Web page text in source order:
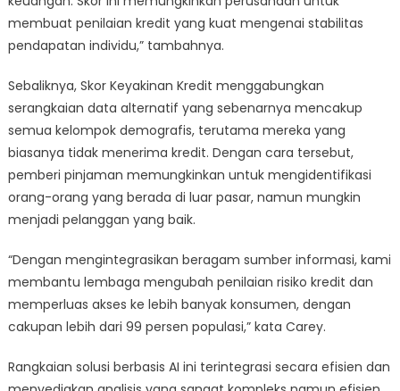
membuat penilaian kredit yang kuat mengenai stabilitas
pendapatan individu,” tambahnya.
Sebaliknya, Skor Keyakinan Kredit menggabungkan
serangkaian data alternatif yang sebenarnya mencakup
semua kelompok demografis, terutama mereka yang
biasanya tidak menerima kredit. Dengan cara tersebut,
pemberi pinjaman memungkinkan untuk mengidentifikasi
orang-orang yang berada di luar pasar, namun mungkin
menjadi pelanggan yang baik.
“Dengan mengintegrasikan beragam sumber informasi, kami
membantu lembaga mengubah penilaian risiko kredit dan
memperluas akses ke lebih banyak konsumen, dengan
cakupan lebih dari 99 persen populasi,” kata Carey.
Rangkaian solusi berbasis AI ini terintegrasi secara efisien dan